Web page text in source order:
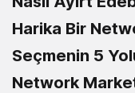
Harika Bir
Seçmenin 5
Network